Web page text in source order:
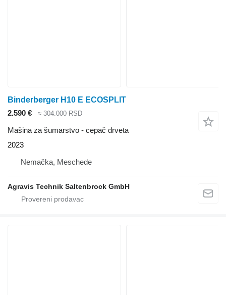
Binderberger H10 E ECOSPLIT
2.590 €
≈ 304.000 RSD
Mašina za šumarstvo - cepač drveta
2023
Nemačka, Meschede
Agravis Technik Saltenbrock GmbH